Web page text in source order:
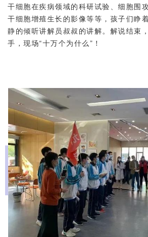
干细胞在疾病领域的科研试验、细胞围
干细胞增殖生长的影像等等，孩子们睁
静的倾听讲解员叔叔的讲解。解说结束
手，现场“十万个为什么”！